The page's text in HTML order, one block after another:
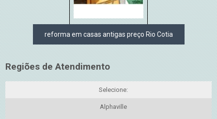
reforma em casas antigas preço Rio Cotia
Regiões de Atendimento
Selecione:
Alphaville